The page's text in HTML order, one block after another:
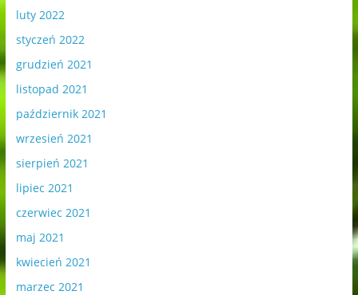
luty 2022
styczeń 2022
grudzień 2021
listopad 2021
październik 2021
wrzesień 2021
sierpień 2021
lipiec 2021
czerwiec 2021
maj 2021
kwiecień 2021
marzec 2021